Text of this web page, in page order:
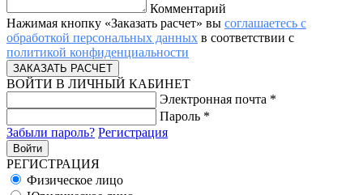
Комментарий
Нажимая кнопку «Заказать расчет» вы соглашаетесь с
обработкой персональных данных в соответствии с
политикой конфиденциальности
ВОЙТИ В ЛИЧНЫЙ КАБИНЕТ
Электронная почта *
Пароль *
Забыли пароль? Регистрация
РЕГИСТРАЦИЯ
Физическое лицо